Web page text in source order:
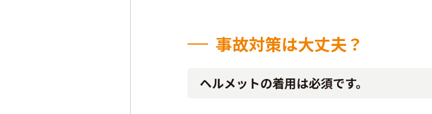
事故対策は大丈夫？
ヘルメットの着用は必須です。